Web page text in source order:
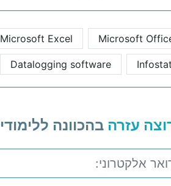
Microsoft
Microsoft Excel
Datalogging software
עזרה בהכוונה